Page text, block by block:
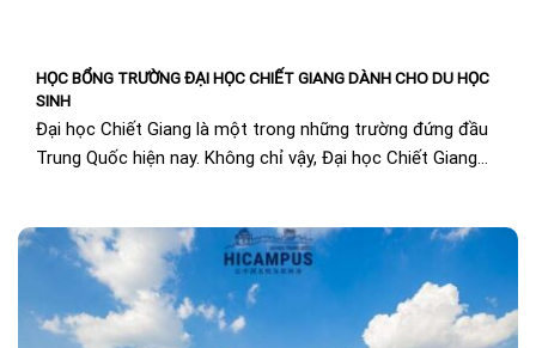
HỌC BỔNG TRƯỜNG ĐẠI HỌC CHIẾT GIANG DÀNH CHO DU HỌC
SINH
Đại học Chiết Giang là một trong những trường đứng đầu
Trung Quốc hiện nay. Không chỉ vậy, Đại học Chiết Giang